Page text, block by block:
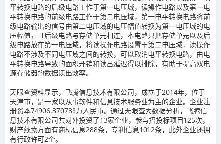
平转换电路的后级电路工作于第一电压域，读操作电路以及第一电
平转换电路的前级电路工作于第二电压域，第一电平转换电路将前
级电路输出的信号由第二电压域的电压幅值转换为第一电压域的电
压幅值，且后级电路与存储单元相连，本电路只把存储单元以及后
级电路放在第一电压域，将读操作电路设置于第二电压域，读操作
电路不涉及不同电压域之间的转换，可以取消电平转换电路，由电
平转换电路导致的面积开销和读出延迟得以排除，有助于提高双电
源存储器的数据读出效率。
天眼查资料显示，飞腾信息技术有限公司，成立于2014年，位于
天津市，是一家以从事软件和信息技术服务业为主的企业。企业注
册资本74906.370788万人民币。通过天眼查大数据分析，飞腾信
息技术有限公司共对外投资了13家企业，参与招投标项目125次，
财产线索方面有商标信息288条，专利信息1012条，此外企业还拥
有行政许可2个。